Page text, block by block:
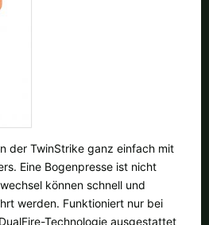
der TwinStrike ganz einfach mit
Eine Bogenpresse ist nicht
können schnell und
werden. Funktioniert nur bei
Technologie ausgestattet
Versandregionen:
sein, keine Sorge - wählen Sie einfach
erfragen die Versandkosten bei der
Bestellung.